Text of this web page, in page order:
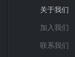
关于我们
加入我们
联系我们